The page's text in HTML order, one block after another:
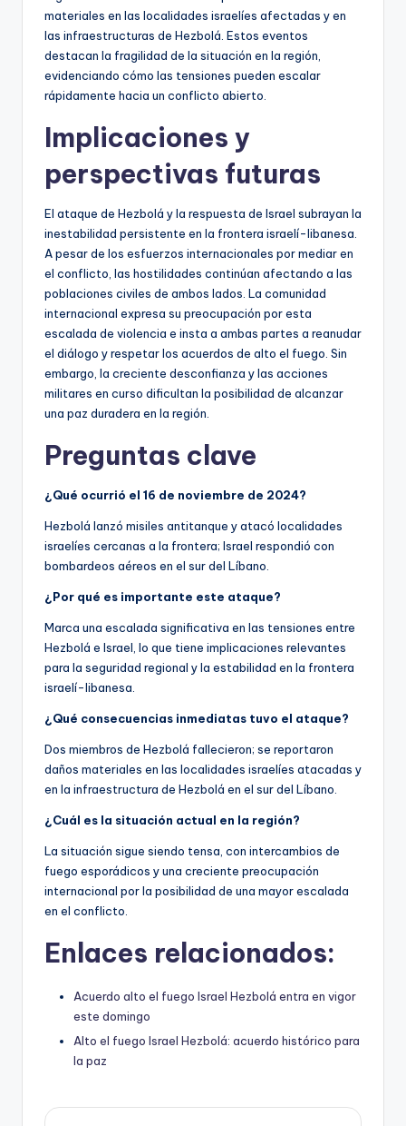
materiales en las localidades israelíes afectadas y en
las infraestructuras de Hezbolá. Estos eventos
destacan la fragilidad de la situación en la región,
evidenciando cómo las tensiones pueden escalar
rápidamente hacia un conflicto abierto.
Implicaciones y
perspectivas futuras
El ataque de Hezbolá y la respuesta de Israel subrayan la
inestabilidad persistente en la frontera israelí-libanesa.
A pesar de los esfuerzos internacionales por mediar en
el conflicto, las hostilidades continúan afectando a las
poblaciones civiles de ambos lados. La comunidad
internacional expresa su preocupación por esta
escalada de violencia e insta a ambas partes a reanudar
el diálogo y respetar los acuerdos de alto el fuego. Sin
embargo, la creciente desconfianza y las acciones
militares en curso dificultan la posibilidad de alcanzar
una paz duradera en la región.
Preguntas clave
¿Qué ocurrió el 16 de noviembre de 2024?
Hezbolá lanzó misiles antitanque y atacó localidades
israelíes cercanas a la frontera; Israel respondió con
bombardeos aéreos en el sur del Líbano.
¿Por qué es importante este ataque?
Marca una escalada significativa en las tensiones entre
Hezbolá e Israel, lo que tiene implicaciones relevantes
para la seguridad regional y la estabilidad en la frontera
israelí-libanesa.
¿Qué consecuencias inmediatas tuvo el ataque?
Dos miembros de Hezbolá fallecieron; se reportaron
daños materiales en las localidades israelíes atacadas y
en la infraestructura de Hezbolá en el sur del Líbano.
¿Cuál es la situación actual en la región?
La situación sigue siendo tensa, con intercambios de
fuego esporádicos y una creciente preocupación
internacional por la posibilidad de una mayor escalada
en el conflicto.
Enlaces relacionados:
Acuerdo alto el fuego Israel Hezbolá entra en vigor
este domingo
Alto el fuego Israel Hezbolá: acuerdo histórico para
la paz